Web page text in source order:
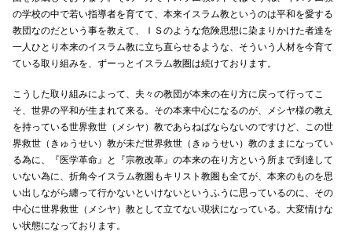
の学校の中で若い指導者を育てて、本来イスラム教というのは平和を愛する
教団なのだという事を教えて、ＩＳのような危険思想に染まりかけた者達を
一人ひとり本来のイスラム教に立ち直らせるような、そういう人材を今育て
ている取り組みを、ずーっとイスラム教圏は続けております。
こうした取り組みによって、夫々の教団が本来の在り方に戻って行ってこ
そ、世界の平和が生まれて来る。その本来中心になるのが、メシヤ様の教え
を持っている世界救世（メシヤ）教であらねばならないのですけど、この世
界救世（きゅうせい）教が未だ世界救世（きゅうせい）教のままになってい
る為に、『医学革命』と『宗教改革』の本来の在り方という所まで到達して
いない為に、折角今イスラム教圏もキリスト教圏も全てが、本来のものを思
い出しながら纏って行かないといけないというふうに思っているのに、その
中心に世界救世（メシヤ）教として立てない現状になっている。大変情けな
い状態になっております。